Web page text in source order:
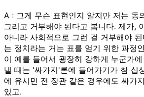
A : 그게 무슨 표현인지 알지만 저는 동
그리고 거부해야 된다고 봅니다. 제가,
아니라 사회적으로 그런 걸 거부해야
는 정치라는 거는 표를 얻기 위한 과정
이 예를 들어서 굉장히 강하게 누군가
낼 때는 '싸가지'론에 들어가기가 참 십
에 유시민 전 장관 같은 경우에도 싸가
있고.